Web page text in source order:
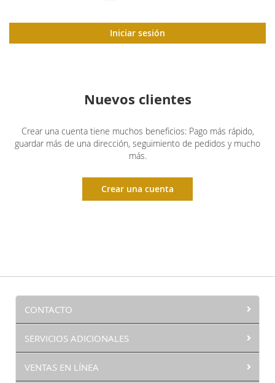
Iniciar sesión
Nuevos clientes
Crear una cuenta tiene muchos beneficios: Pago más rápido,
guardar más de una dirección, seguimiento de pedidos y mucho
más.
Crear una cuenta
CONTACTO
SERVICIOS ADICIONALES
VENTAS EN LÍNEA